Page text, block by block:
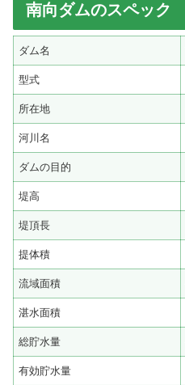
南向ダムのスペック
ダム名
型式
所在地
河川名
ダムの目的
堤高
堤頂長
提体積
流域面積
湛水面積
総貯水量
有効貯水量